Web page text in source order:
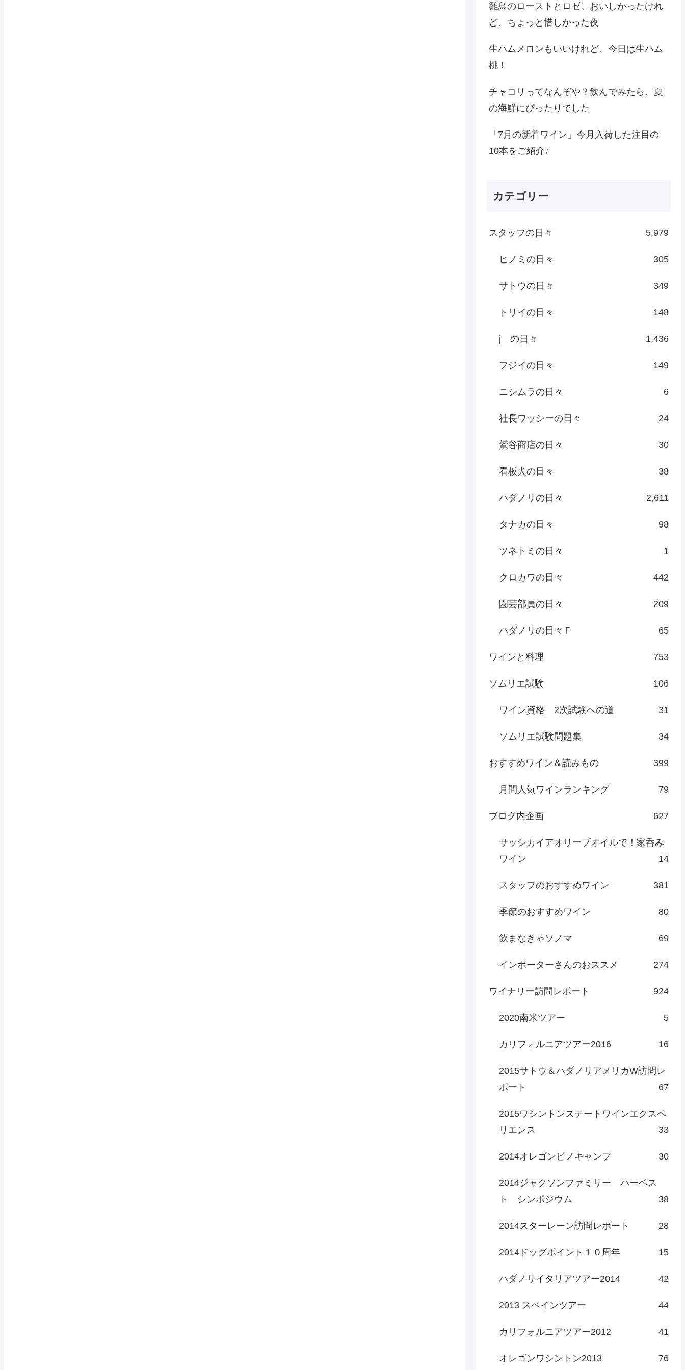
雛鳥のローストとロゼ。おいしかったけれ
ど、ちょっと惜しかった夜
生ハムメロンもいいけれど、今日は生ハム
桃！
チャコリってなんぞや？飲んでみたら、夏
の海鮮にぴったりでした
「7月の新着ワイン」今月入荷した注目の
10本をご紹介♪
カテゴリー
スタッフの日々 5,979
ヒノミの日々 305
サトウの日々 349
トリイの日々 148
j の日々 1,436
フジイの日々 149
ニシムラの日々 6
社長ワッシーの日々 24
鷲谷商店の日々 30
看板犬の日々 38
ハダノリの日々 2,611
タナカの日々 98
ツネトミの日々 1
クロカワの日々 442
園芸部員の日々 209
ハダノリの日々Ｆ 65
ワインと料理 753
ソムリエ試験 106
ワイン資格 2次試験への道 31
ソムリエ試験問題集 34
おすすめワイン＆読みもの 399
月間人気ワインランキング 79
ブログ内企画 627
サッシカイアオリーブオイルで！家呑み
ワイン
14
スタッフのおすすめワイン 381
季節のおすすめワイン 80
飲まなきゃソノマ 69
インポーターさんのおススメ 274
ワイナリー訪問レポート 924
2020南米ツアー 5
カリフォルニアツアー2016 16
2015サトウ＆ハダノリアメリカW訪問レ
ポート
67
2015ワシントンステートワインエクスペ
リエンス
33
2014オレゴンピノキャンプ 30
2014ジャクソンファミリー ハーベス
ト シンポジウム
38
2014スターレーン訪問レポート 28
2014ドッグポイント１０周年 15
ハダノリイタリアツアー2014 42
2013 スペインツアー 44
カリフォルニアツアー2012 41
オレゴンワシントン2013 76